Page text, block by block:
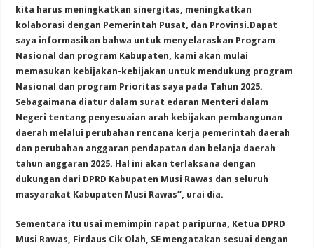
kita harus meningkatkan sinergitas, meningkatkan
kolaborasi dengan Pemerintah Pusat, dan Provinsi.Dapat
saya informasikan bahwa untuk menyelaraskan Program
Nasional dan program Kabupaten, kami akan mulai
memasukan kebijakan-kebijakan untuk mendukung program
Nasional dan program Prioritas saya pada Tahun 2025.
Sebagaimana diatur dalam surat edaran Menteri dalam
Negeri tentang penyesuaian arah kebijakan pembangunan
daerah melalui perubahan rencana kerja pemerintah daerah
dan perubahan anggaran pendapatan dan belanja daerah
tahun anggaran 2025. Hal ini akan terlaksana dengan
dukungan dari DPRD Kabupaten Musi Rawas dan seluruh
masyarakat Kabupaten Musi Rawas”, urai dia.
Sementara itu usai memimpin rapat paripurna, Ketua DPRD
Musi Rawas, Firdaus Cik Olah, SE mengatakan sesuai dengan